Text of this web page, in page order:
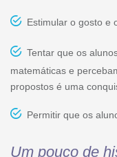
Estimular o gosto e
Tentar que os
matemáticas e
propostos é uma
Permitir que os
Um pouco de